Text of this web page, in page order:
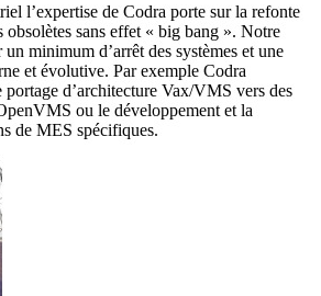
l’expertise de Codra porte sur la refonte
obsolètes sans effet « big bang ». Notre
minimum d’arrêt des systèmes et une
et évolutive. Par exemple Codra
portage d’architecture Vax/VMS vers des
ou le développement et la
de MES spécifiques.